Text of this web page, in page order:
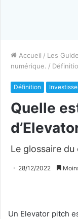
Accueil / Les
numérique. /
Définition
Quelle
Le glossaire
28/12/2022
Un Elevator pitch